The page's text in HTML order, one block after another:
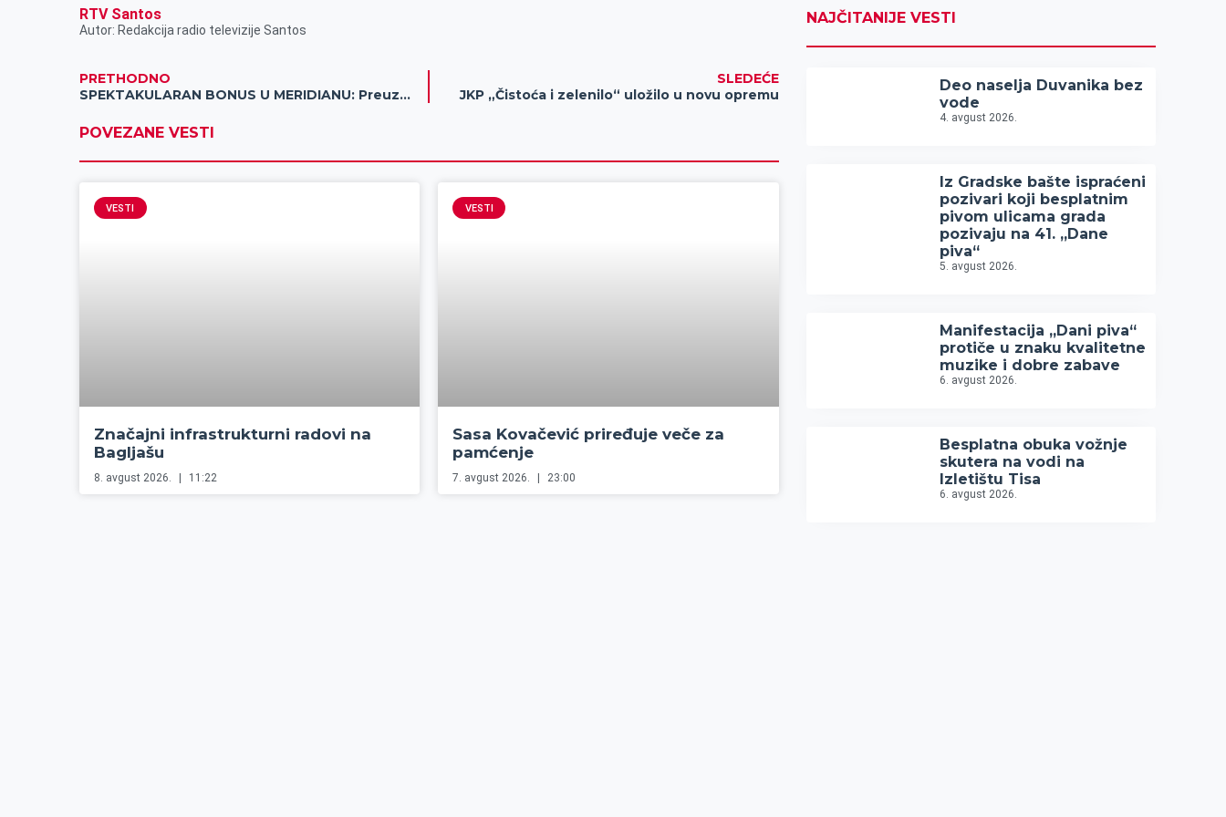
RTV Santos
Autor: Redakcija radio televizije Santos
PRETHODNO
SPEKTAKULARAN BONUS U MERIDIANU: Preuzmi 4.000 dinara i pokreni zabavu!
SLEDEĆE
JKP „Čistoća i zelenilo“ uložilo u novu opremu
POVEZANE VESTI
VESTI
Značajni infrastrukturni radovi na
Bagljašu
8. avgust 2026. 11:22
VESTI
Sasa Kovačević priređuje veče za
pamćenje
7. avgust 2026. 23:00
NAJČITANIJE VESTI
Deo naselja Duvanika bez
vode
4. avgust 2026.
Iz Gradske bašte ispraćeni
pozivari koji besplatnim
pivom ulicama grada
pozivaju na 41. „Dane
piva“
5. avgust 2026.
Manifestacija „Dani piva“
protiče u znaku kvalitetne
muzike i dobre zabave
6. avgust 2026.
Besplatna obuka vožnje
skutera na vodi na
Izletištu Tisa
6. avgust 2026.